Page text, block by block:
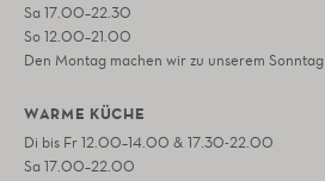
Sa 17.00–22.30
So 12.00–21.00
Den Montag machen wir zu unserem
WARME KÜCHE
Di bis Fr 12.00–14.00 & 17.30-22.00
Sa 17.00–22.00